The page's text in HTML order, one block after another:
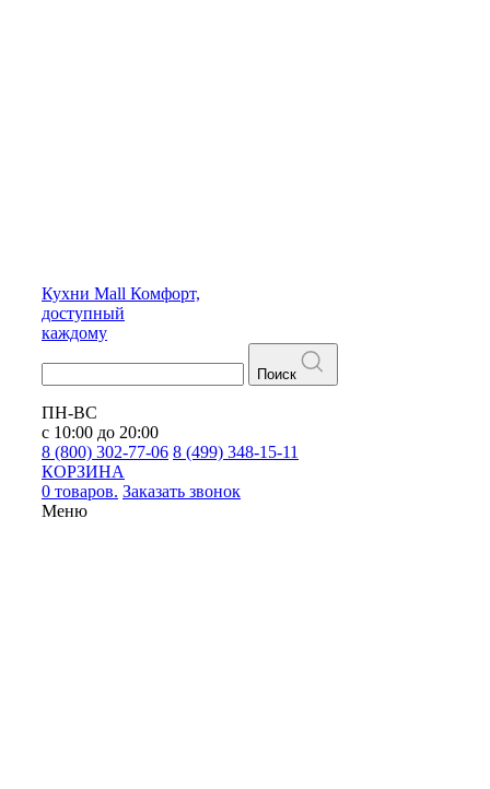
Кухни Mall Комфорт,
доступный
каждому
Поиск
ПН-ВС
с 10:00 до 20:00
8 (800) 302-77-06 8 (499) 348-15-11
КОРЗИНА
0 товаров. Заказать звонок
Меню